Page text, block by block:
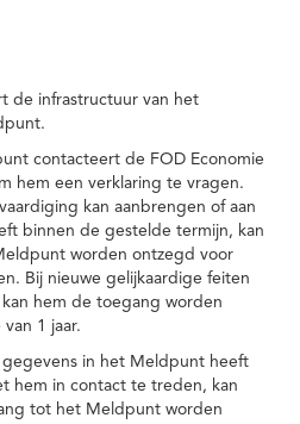
de infrastructuur van het
contacteert de FOD Economie
hem een verklaring te vragen.
kan aanbrengen of aan
binnen de gestelde termijn, kan
worden ontzegd voor
Bij nieuwe gelijkaardige feiten
hem de toegang worden
1 jaar.
in het Meldpunt heeft
hem in contact te treden, kan
tot het Meldpunt worden